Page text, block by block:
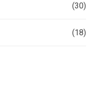
(30)
(18)